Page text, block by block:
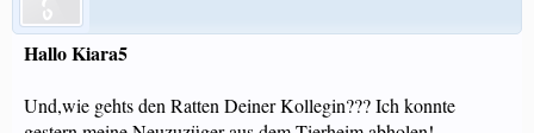
Hallo Kiara5
Und,wie gehts den Ratten Deiner Kollegin??? Ich konnte